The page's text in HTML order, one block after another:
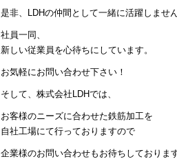
是非、LDHの仲間として一緒に活躍しませ
社員一同、
新しい従業員を心待ちにしています。
お気軽にお問い合わせ下さい！
そして、株式会社LDHでは、
お客様のニーズに合わせた鉄筋加工を
自社工場にて行っておりますので
企業様のお問い合わせもお待ちしております